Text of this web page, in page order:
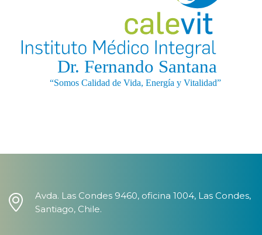
Avda. Las Condes 9460, oficina 1004, Las Condes,
Santiago, Chile.